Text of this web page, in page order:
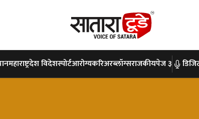
महाराष्ट्रदेश विदेशस्पोर्टआरोग्यकरिअरब्लॉग्सराजकीयपेज ३